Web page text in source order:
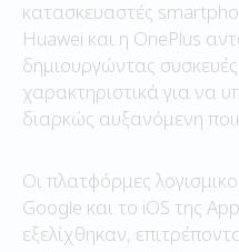
κατασκευαστές
Huawei και η OnePlus
δημιουργώντας
χαρακτηριστικά για να
διαρκώς αυξανόμενη
Οι πλατφόρμες
Google και το iOS της
εξελίχθηκαν,